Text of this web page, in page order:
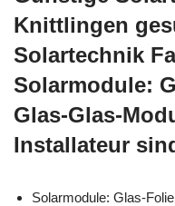
Knittlingen
Solartechnik
Solarmodule:
Glas-Glas-
Installateur
Solarmodule: Glas-